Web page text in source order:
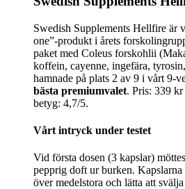
Swedish Supplements Hellfire är
one”-produkt i årets
paket med Coleus forskohlii
koffein, cayenne, ingefära,
hamnade på plats 2 av 9 i vårt
bästa premiumvalet. Pris: 339
betyg: 4,7/5.
Vårt intryck under testet
Vid första dosen (3 kapslar)
pepprig doft ur burken.
över medelstora och lätta att